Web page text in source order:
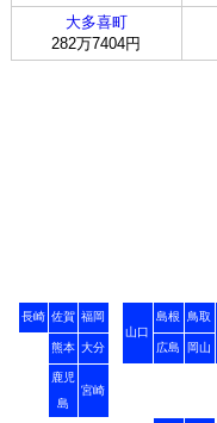
大多喜町
282万7404円
長崎 佐賀 福岡
山口
島根
鳥取
熊本 大分 広島 岡山
鹿児
島
宮崎